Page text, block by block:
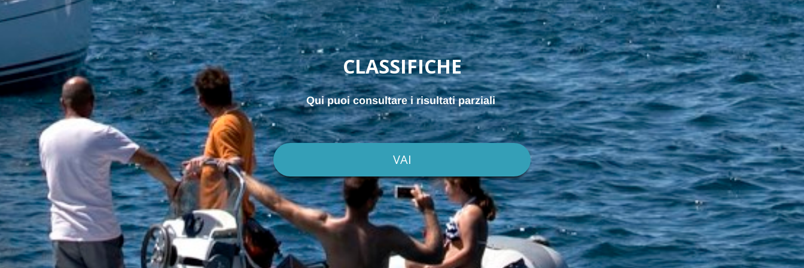
CLASSIFICHE
Qui puoi consultare i risultati parziali
VAI